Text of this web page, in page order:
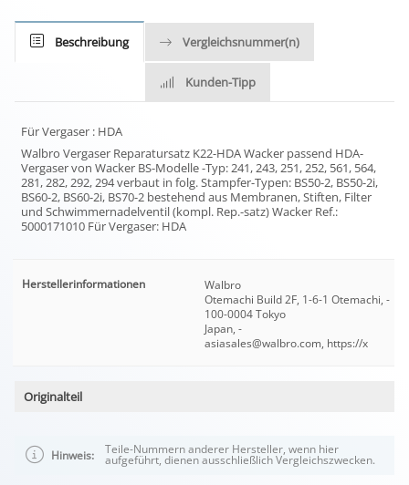
Beschreibung Vergleichsnummer(n)
Kunden-Tipp
Für Vergaser : HDA
Walbro Vergaser Reparatursatz K22-HDA Wacker passend HDA-
Vergaser von Wacker BS-Modelle -Typ: 241, 243, 251, 252, 561, 564,
281, 282, 292, 294 verbaut in folg. Stampfer-Typen: BS50-2, BS50-2i,
BS60-2, BS60-2i, BS70-2 bestehend aus Membranen, Stiften, Filter
und Schwimmernadelventil (kompl. Rep.-satz) Wacker Ref.:
5000171010 Für Vergaser: HDA
Herstellerinformationen
Walbro
Otemachi Build 2F, 1-6-1 Otemachi, -
100-0004 Tokyo
Japan, -
asiasales@walbro.com, https://x
Originalteil
Hinweis: Teile-Nummern anderer Hersteller, wenn hier
aufgeführt, dienen ausschließlich Vergleichszwecken.